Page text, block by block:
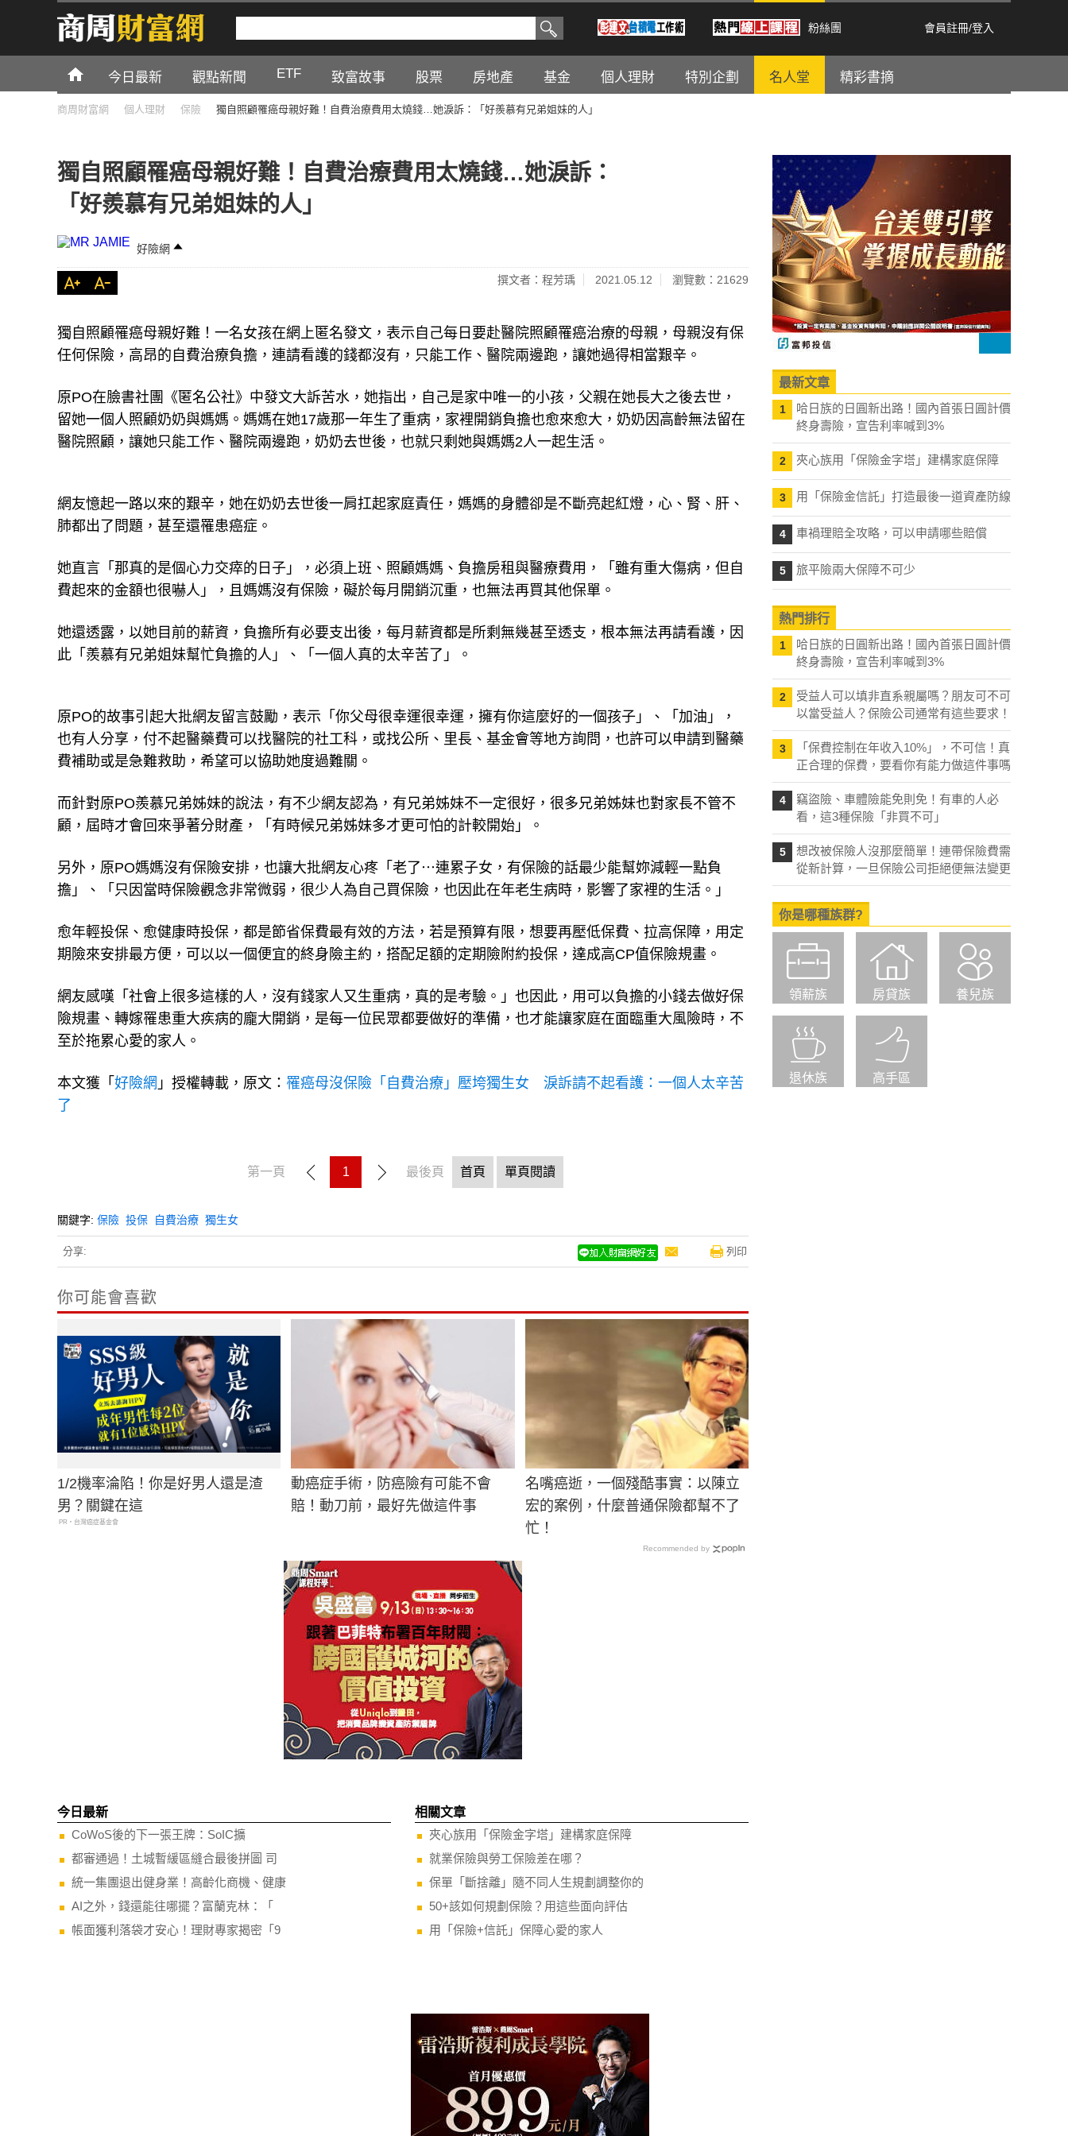
粉絲團 會員註冊/登入
今日最新 觀點新聞 ETF 致富故事 股票 房地產 基金 個人理財 特別企劃 名人堂 精彩書摘
商周財富網 個人理財 保險 獨自照顧罹癌母親好難！自費治療費用太燒錢…她淚訴：「好羨慕有兄弟姐妹的人」
獨自照顧罹癌母親好難！自費治療費用太燒錢…她淚訴：
「好羨慕有兄弟姐妹的人」
好險網
撰文者：程芳瑀 2021.05.12 瀏覽數：21629
獨自照顧罹癌母親好難！一名女孩在網上匿名發文，表示自己每日要赴醫院照顧罹癌治療的母親，母親沒有保
任何保險，高昂的自費治療負擔，連請看護的錢都沒有，只能工作、醫院兩邊跑，讓她過得相當艱辛。
原PO在臉書社團《匿名公社》中發文大訴苦水，她指出，自己是家中唯一的小孩，父親在她長大之後去世，
留她一個人照顧奶奶與媽媽。媽媽在她17歲那一年生了重病，家裡開銷負擔也愈來愈大，奶奶因高齡無法留在
醫院照顧，讓她只能工作、醫院兩邊跑，奶奶去世後，也就只剩她與媽媽2人一起生活。
網友憶起一路以來的艱辛，她在奶奶去世後一肩扛起家庭責任，媽媽的身體卻是不斷亮起紅燈，心、腎、肝、
肺都出了問題，甚至還罹患癌症。
她直言「那真的是個心力交瘁的日子」，必須上班、照顧媽媽、負擔房租與醫療費用，「雖有重大傷病，但自
費起來的金額也很嚇人」，且媽媽沒有保險，礙於每月開銷沉重，也無法再買其他保單。
她還透露，以她目前的薪資，負擔所有必要支出後，每月薪資都是所剩無幾甚至透支，根本無法再請看護，因
此「羨慕有兄弟姐妹幫忙負擔的人」、「一個人真的太辛苦了」。
原PO的故事引起大批網友留言鼓勵，表示「你父母很幸運很幸運，擁有你這麼好的一個孩子」、「加油」，
也有人分享，付不起醫藥費可以找醫院的社工科，或找公所、里長、基金會等地方詢問，也許可以申請到醫藥
費補助或是急難救助，希望可以協助她度過難關。
而針對原PO羨慕兄弟姊妹的說法，有不少網友認為，有兄弟姊妹不一定很好，很多兄弟姊妹也對家長不管不
顧，屆時才會回來爭著分財產，「有時候兄弟姊妹多才更可怕的計較開始」。
另外，原PO媽媽沒有保險安排，也讓大批網友心疼「老了⋯連累子女，有保險的話最少能幫妳減輕一點負
擔」、「只因當時保險觀念非常微弱，很少人為自己買保險，也因此在年老生病時，影響了家裡的生活。」
愈年輕投保、愈健康時投保，都是節省保費最有效的方法，若是預算有限，想要再壓低保費、拉高保障，用定
期險來安排最方便，可以以一個便宜的終身險主約，搭配足額的定期險附約投保，達成高CP值保險規畫。
網友感嘆「社會上很多這樣的人，沒有錢家人又生重病，真的是考驗。」也因此，用可以負擔的小錢去做好保
險規畫、轉嫁罹患重大疾病的龐大開銷，是每一位民眾都要做好的準備，也才能讓家庭在面臨重大風險時，不
至於拖累心愛的家人。
本文獲「 好險網 」授權轉載，原文： 罹癌母沒保險「自費治療」壓垮獨生女 淚訴請不起看護：一個人太辛苦
了
第一頁 1 最後頁 首頁 單頁閱讀
關鍵字: 保險 投保 自費治療 獨生女
分享: 列印
你可能會喜歡
1/2機率淪陷！你是好男人還是渣
男？關鍵在這
PR・台灣癌症基金會
動癌症手術，防癌險有可能不會
賠！動刀前，最好先做這件事
名嘴癌逝，一個殘酷事實：以陳立
宏的案例，什麼普通保險都幫不了
忙！
Recommended by
今日最新
CoWoS後的下一張王牌：SoIC擴
都審通過！土城暫緩區縫合最後拼圖 司
統一集團退出健身業！高齡化商機、健康
AI之外，錢還能往哪擺？富蘭克林：「
帳面獲利落袋才安心！理財專家揭密「9
相關文章
夾心族用「保險金字塔」建構家庭保障
就業保險與勞工保險差在哪？
保單「斷捨離」隨不同人生規劃調整你的
50+該如何規劃保險？用這些面向評估
用「保險+信託」保障心愛的家人
最新文章
1
哈日族的日圓新出路！國內首張日圓計價
終身壽險，宣告利率喊到3%
2 夾心族用「保險金字塔」建構家庭保障
3 用「保險金信託」打造最後一道資產防線
4 車禍理賠全攻略，可以申請哪些賠償
5 旅平險兩大保障不可少
熱門排行
1
哈日族的日圓新出路！國內首張日圓計價
終身壽險，宣告利率喊到3%
2
受益人可以填非直系親屬嗎？朋友可不可
以當受益人？保險公司通常有這些要求！
3
「保費控制在年收入10%」，不可信！真
正合理的保費，要看你有能力做這件事嗎
4
竊盜險、車體險能免則免！有車的人必
看，這3種保險「非買不可」
5
想改被保險人沒那麼簡單！連帶保險費需
從新計算，一旦保險公司拒絕便無法變更
你是哪種族群?
領薪族 房貸族 養兒族
退休族 高手區